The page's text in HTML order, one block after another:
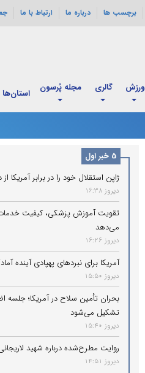
برچسب ها درباره ما ارتباط با ما جمعه
ورزش گالری مجله پُرسون استان‌ها
5 خبر اول
ژاپن استقلال خود را در برابر
دیروز 16:38
تقویت آموزش پزشکی، کیفیت
می‌دهد
دیروز 16:26
آمریکا برای نبردهای پهپادی آینده
دیروز 15:50
بحران تأمین سلاح در آمریکا؛ جلسه
تشکیل می‌شود
دیروز 15:40
روایت مطرح‌شده درباره شهید
دیروز 14:51